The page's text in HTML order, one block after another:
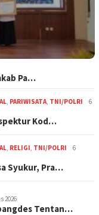
Pa…
PARIWISATA TNI/POLRI
6
Kod…
RELIGI TNI/POLRI
6
Syukur, Pra…
2026
Tentan…